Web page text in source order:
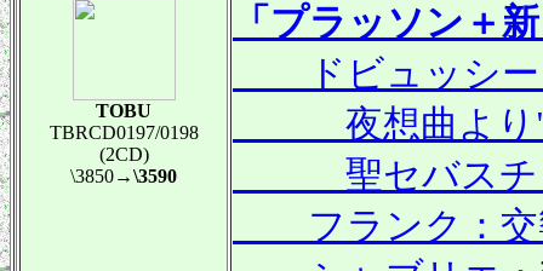
TOBU
TBRCD0197/0198
(2CD)
\3850→\3590
「プラッソン＋
ドビュッシー
夜想曲より"
聖セバスチャ
フランク：交